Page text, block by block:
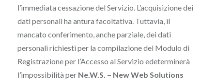
l’immediata cessazione del Servizio. L’acquisizione dei
dati personali ha antura facoltativa. Tuttavia, il
mancato conferimento, anche parziale, dei dati
personali richiesti per la compilazione del Modulo di
Registrazione per l’Accesso al Servizio edeterminerà
l’impossibilità per Ne.W.S. – New Web Solutions